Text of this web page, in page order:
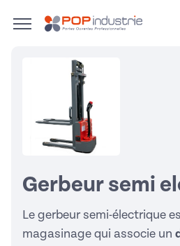
Gerbeur semi
Le gerbeur semi-électrique
magasinage qui associe un